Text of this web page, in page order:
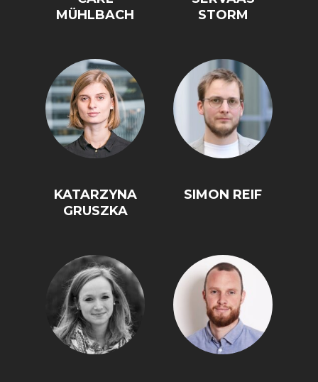
FACHKRÄFTEMANGEL
DAS DEUTSCHE
GESUNDHEITSWESEN
FINANZMÄRKTE
GELDPOLITIK
MÜHLBACH
STORM
KATARZYNA
GRUSZKA
SIMON REIF